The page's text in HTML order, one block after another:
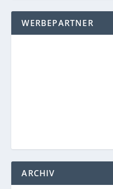
WERBEPARTNER
ARCHIV